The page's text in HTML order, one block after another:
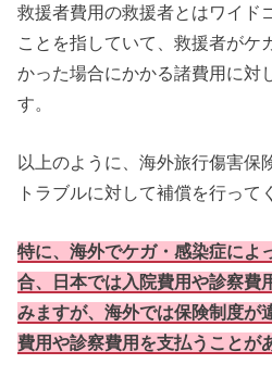
救援者費用の救援者とはワイド
ことを指していて、救援者がケ
かった場合にかかる諸費用に対
す。
以上のように、海外旅行傷害保
トラブルに対して補償を行って
特に、海外でケガ・感染症によ
合、日本では入院費用や診察費
みますが、海外では保険制度が
費用や診察費用を支払うことが